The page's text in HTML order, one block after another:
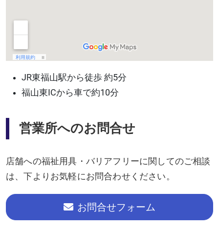
JR東福山駅から徒歩 約5分
福山東ICから車で約10分
営業所へのお問合せ
店舗への福祉用具・バリアフリーに関してのご相談
は、下よりお気軽にお問合わせください。
お問合せフォーム